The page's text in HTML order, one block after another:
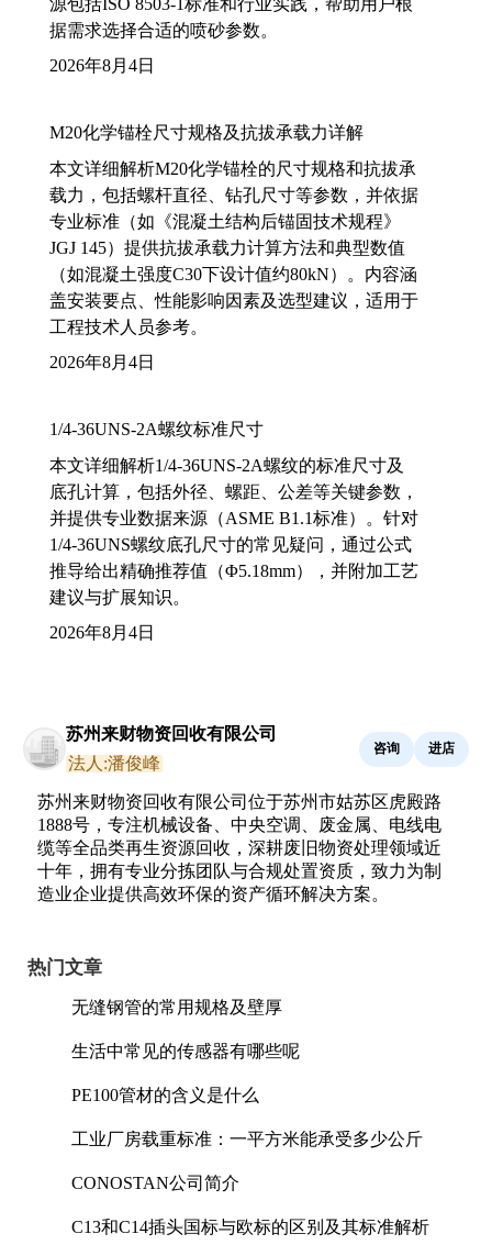
据需求选择合适的喷砂参数。
2026年8月4日
M20化学锚栓尺寸规格及抗拔承载力详解
本文详细解析M20化学锚栓的尺寸规格和抗拔承
载力，包括螺杆直径、钻孔尺寸等参数，并依据
专业标准（如《混凝土结构后锚固技术规程》
JGJ 145）提供抗拔承载力计算方法和典型数值
（如混凝土强度C30下设计值约80kN）。内容涵
盖安装要点、性能影响因素及选型建议，适用于
工程技术人员参考。
2026年8月4日
1/4-36UNS-2A螺纹标准尺寸
本文详细解析1/4-36UNS-2A螺纹的标准尺寸及
底孔计算，包括外径、螺距、公差等关键参数，
并提供专业数据来源（ASME B1.1标准）。针对
1/4-36UNS螺纹底孔尺寸的常见疑问，通过公式
推导给出精确推荐值（Φ5.18mm），并附加工艺
建议与扩展知识。
2026年8月4日
苏州来财物资回收有限公司
法人:潘俊峰
咨询 进店
苏州来财物资回收有限公司位于苏州市姑苏区虎殿路
1888号，专注机械设备、中央空调、废金属、电线电
缆等全品类再生资源回收，深耕废旧物资处理领域近
十年，拥有专业分拣团队与合规处置资质，致力为制
造业企业提供高效环保的资产循环解决方案。
热门文章
无缝钢管的常用规格及壁厚
生活中常见的传感器有哪些呢
PE100管材的含义是什么
工业厂房载重标准：一平方米能承受多少公斤
CONOSTAN公司简介
C13和C14插头国标与欧标的区别及其标准解析